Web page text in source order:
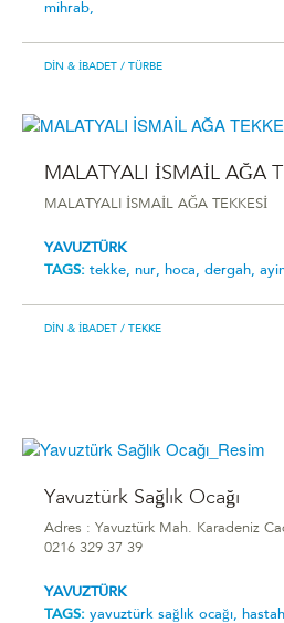
mihrab,
DIN & İBADET / TÜRBE
MALATYALI İSMAİL AĞA
MALATYALI İSMAİL AĞA TEKKESİ
YAVUZTÜRK
TAGS: tekke, nur, hoca, dergah,
DIN & İBADET / TEKKE
Yavuztürk Sağlık Ocağı
Adres : Yavuztürk Mah. Karadeniz
0216 329 37 39
YAVUZTÜRK
TAGS: yavuztürk sağlık ocağı,